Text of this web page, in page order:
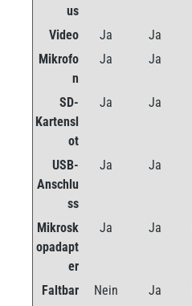
us
Video Ja Ja
Mikrofo
n
Ja Ja
SD-
Kartensl
ot
Ja Ja
USB-
Anschlu
ss
Ja Ja
Mikrosk
opadapt
er
Ja Ja
Faltbar Nein Ja